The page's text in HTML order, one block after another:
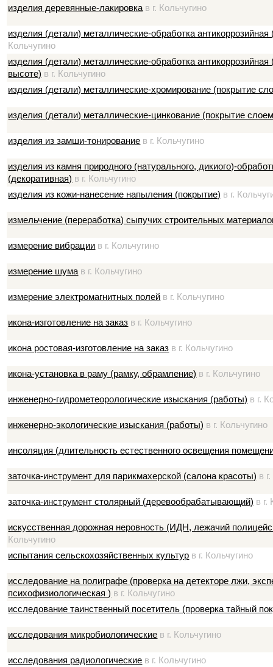
изделия деревянные-лакировка в г. Кольчугино
изделия (детали) металлические-обработка антикоррозийная
Кольчугино
изделия (детали) металлические-обработка антикоррозийная
высоте) в г. Кольчугино
изделия (детали) металлические-хромирование (покрытие
изделия (детали) металлические-цинкование (покрытие
изделия из замши-тонирование в г. Кольчугино
изделия из камня природного (натурального, дикиого)-
(декоративная) в г. Кольчугино
изделия из кожи-нанесение напыления (покрытие) в г.
измельчение (переработка) сыпучих строительных
измерение вибрации в г. Кольчугино
измерение шума в г. Кольчугино
измерение электромагнитных полей в г. Кольчугино
икона-изготовление на заказ в г. Кольчугино
икона ростовая-изготовление на заказ в г. Кольчугино
икона-установка в раму (рамку, обрамление) в г. Кольчугино
инженерно-гидрометеорологические изыскания (работы) в г.
инженерно-экологические изыскания (работы) в г. Кольчугино
инсоляция (длительность естественного освещения
заточка-инструмент для парикмахерской (салона красоты) в
заточка-инструмент столярный (деревообрабатывающий) в г.
искусственная дорожная неровность (ИДН, лежачий
Кольчугино
испытания сельскохозяйственных культур в г. Кольчугино
исследование на полиграфе (проверка на детекторе лжи,
психофизиологическая ) в г. Кольчугино
исследование таинственный посетитель (проверка тайный
исследования микробиологические в г. Кольчугино
исследования радиологические в г. Кольчугино